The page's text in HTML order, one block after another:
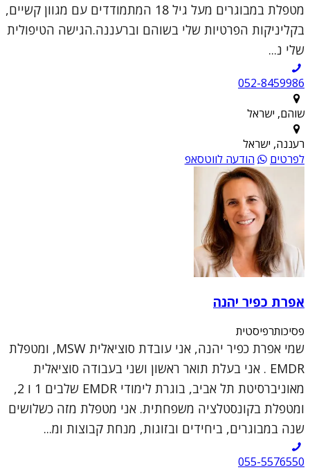
מטפלת במבוגרים מעל גיל 18 המתמודדים עם מגוון קשיים,
בקליניקות הפרטיות שלי בשוהם וברעננה.הגישה הטיפולית
שלי נ...
052-8459986
שוהם, ישראל
רעננה, ישראל
לפרטים
הודעה לווטסאפ
אפרת כפיר יהנה
פסיכותרפיסטית
שמי אפרת כפיר יהנה, אני עובדת סוציאלית MSW, ומטפלת
EMDR . אני בעלת תואר ראשון ושני בעבודה סוציאלית
מאוניברסיטת תל אביב, בוגרת לימודי EMDR שלבים 1 ו 2,
ומטפלת בקונסטלציה משפחתית. אני מטפלת מזה כשלושים
שנה במבוגרים, ביחידים ובזוגות, מנחת קבוצות ומ...
055-5576550